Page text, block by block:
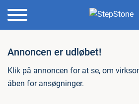
Jobannonce:
Annoncen er udløbet!
Klik på annoncen for at se, om
åben for ansøgninger.